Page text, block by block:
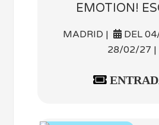
EMOTION!
MADRID |
DEL
28/02/27 |